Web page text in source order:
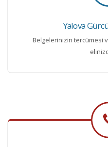
Yalova
Belgelerinizin tercümesi